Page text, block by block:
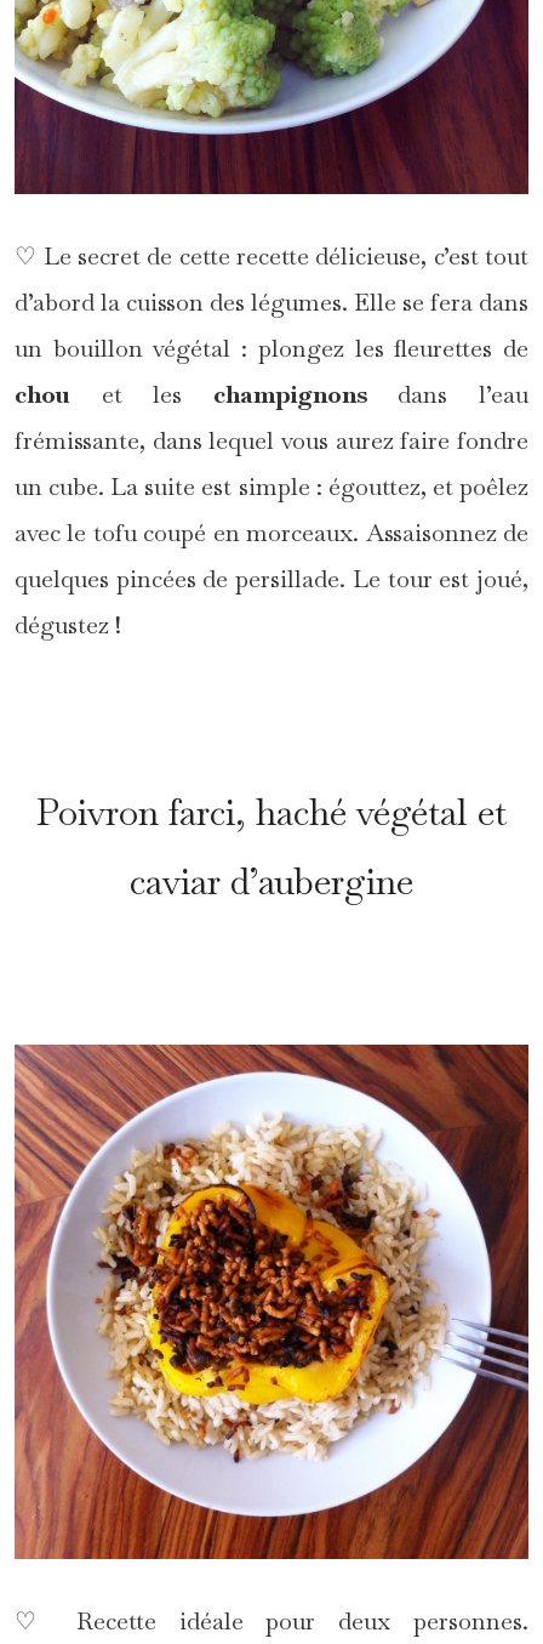
♡ Le secret de cette recette délicieuse, c’est tout
d’abord la cuisson des légumes. Elle se fera dans
un bouillon végétal : plongez les fleurettes de
chou et les champignonsdans l’eau
frémissante, dans lequel vous aurez faire fondre
un cube. La suite est simple : égouttez, et poêlez
avec le tofu coupé en morceaux. Assaisonnez de
quelques pincées de persillade. Le tour est joué,
dégustez !
Poivron farci, haché végétal et
caviar d’aubergine
♡ Recette idéale pour deux personnes.